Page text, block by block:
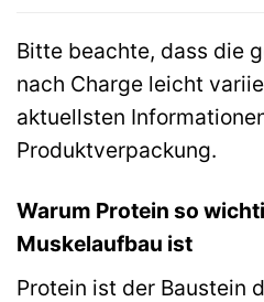
Bitte beachte, dass die
nach Charge leicht
aktuellsten
Produktverpackung.
Warum Protein so
Muskelaufbau ist
Protein ist der Baustein